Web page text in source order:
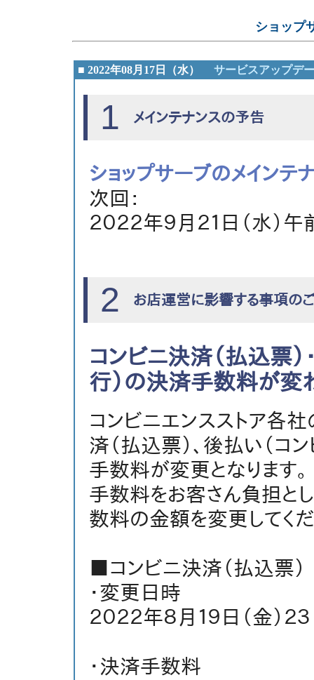
ショップ
■ 2022年08月17日（水） サービスアップデ
1 メインテナンスの予告
ショップサーブのメインテ
次回：
２０２２年９月２１日（水）
2 お店運営に影響する事項の
コンビニ決済（払込票）
行）の決済手数料が変
コンビニエンスストア各
済（払込票）、後払い（コ
手数料が変更となります。
手数料をお客さん負担と
数料の金額を変更してくだ
■コンビニ決済（払込票）
・変更日時
２０２２年８月１９日（金）
・決済手数料